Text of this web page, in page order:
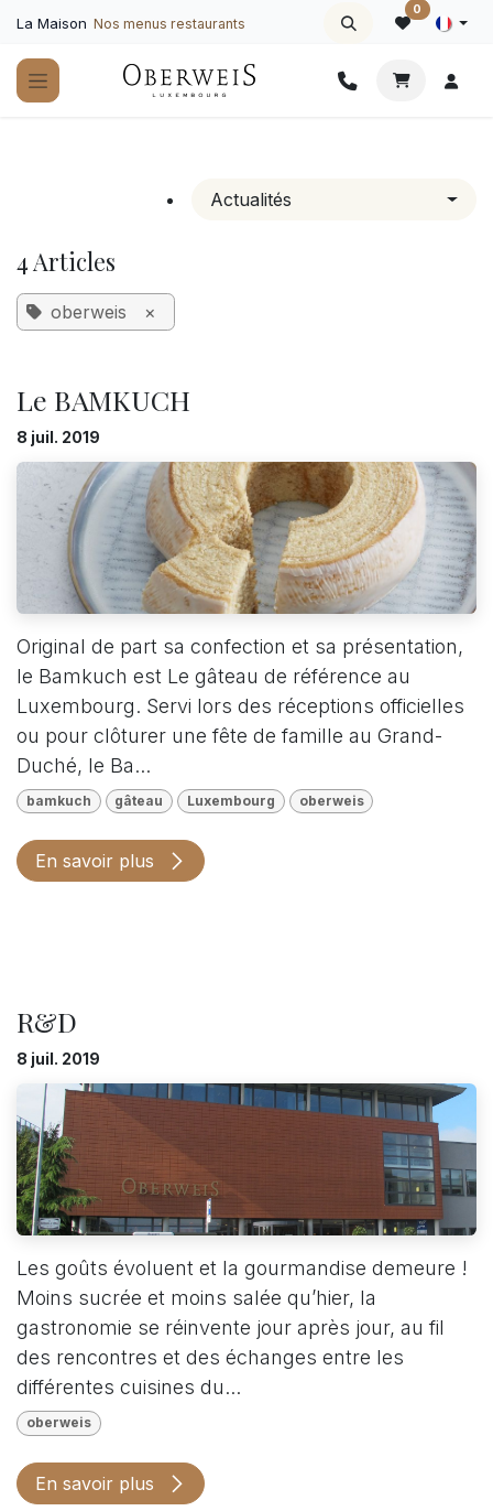
La Maison Nos menus restaurants
0
Actualités
4 Articles
oberweis ×
Le BAMKUCH
8 juil. 2019
Original de part sa confection et sa présentation,
le Bamkuch est Le gâteau de référence au
Luxembourg. Servi lors des réceptions officielles
ou pour clôturer une fête de famille au Grand-
Duché, le Ba...
bamkuch gâteau Luxembourg oberweis
En savoir plus
R&D
8 juil. 2019
Les goûts évoluent et la gourmandise demeure !
Moins sucrée et moins salée qu’hier, la
gastronomie se réinvente jour après jour, au fil
des rencontres et des échanges entre les
différentes cuisines du...
oberweis
En savoir plus